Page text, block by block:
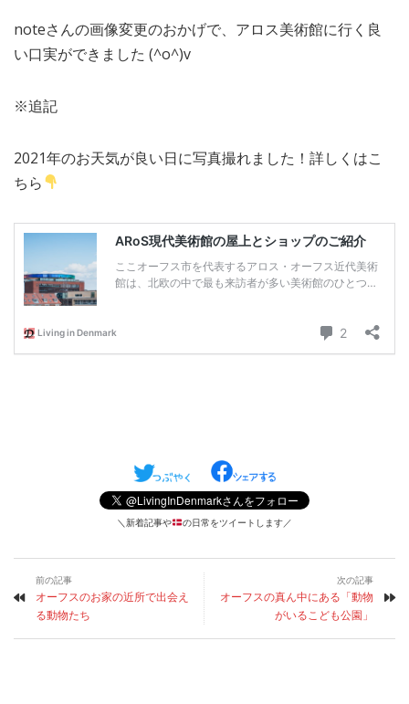
noteさんの画像変更のおかげで、アロス美術館に行く良
い口実ができました (^o^)v
※追記
2021年のお天気が良い日に写真撮れました！詳しくはこ
ちら
＼新着記事や の日常をツイートします／
前の記事
オーフスのお家の近所で出会え
る動物たち
次の記事
オーフスの真ん中にある「動物
がいるこども公園」